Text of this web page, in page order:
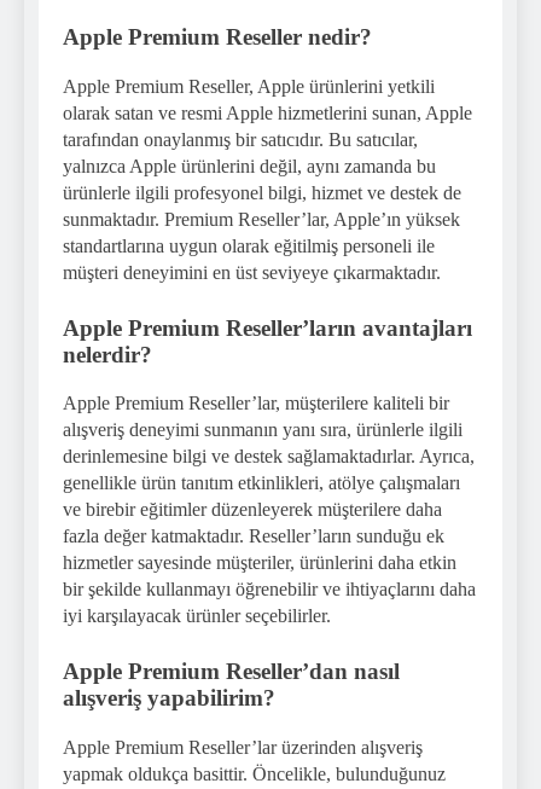
Apple Premium Reseller nedir?
Apple Premium Reseller, Apple ürünlerini yetkili
olarak satan ve resmi Apple hizmetlerini sunan, Apple
tarafından onaylanmış bir satıcıdır. Bu satıcılar,
yalnızca Apple ürünlerini değil, aynı zamanda bu
ürünlerle ilgili profesyonel bilgi, hizmet ve destek de
sunmaktadır. Premium Reseller’lar, Apple’ın yüksek
standartlarına uygun olarak eğitilmiş personeli ile
müşteri deneyimini en üst seviyeye çıkarmaktadır.
Apple Premium Reseller’ların avantajları
nelerdir?
Apple Premium Reseller’lar, müşterilere kaliteli bir
alışveriş deneyimi sunmanın yanı sıra, ürünlerle ilgili
derinlemesine bilgi ve destek sağlamaktadırlar. Ayrıca,
genellikle ürün tanıtım etkinlikleri, atölye çalışmaları
ve birebir eğitimler düzenleyerek müşterilere daha
fazla değer katmaktadır. Reseller’ların sunduğu ek
hizmetler sayesinde müşteriler, ürünlerini daha etkin
bir şekilde kullanmayı öğrenebilir ve ihtiyaçlarını daha
iyi karşılayacak ürünler seçebilirler.
Apple Premium Reseller’dan nasıl
alışveriş yapabilirim?
Apple Premium Reseller’lar üzerinden alışveriş
yapmak oldukça basittir. Öncelikle, bulunduğunuz